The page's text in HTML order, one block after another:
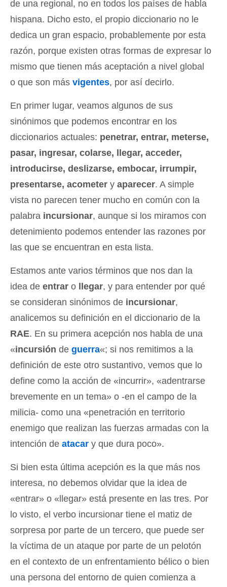
de una regional, no en todos los países de habla
hispana. Dicho esto, el propio diccionario no le
dedica un gran espacio, probablemente por esta
razón, porque existen otras formas de expresar lo
mismo que tienen más aceptación a nivel global
o que son más vigentes, por así decirlo.
En primer lugar, veamos algunos de sus
sinónimos que podemos encontrar en los
diccionarios actuales: penetrar, entrar, meterse,
pasar, ingresar, colarse, llegar, acceder,
introducirse, deslizarse, embocar, irrumpir,
presentarse, acometer y aparecer. A simple
vista no parecen tener mucho en común con la
palabra incursionar, aunque si los miramos con
detenimiento podemos entender las razones por
las que se encuentran en esta lista.
Estamos ante varios términos que nos dan la
idea de entrar o llegar, y para entender por qué
se consideran sinónimos de incursionar,
analicemos su definición en el diccionario de la
RAE. En su primera acepción nos habla de una
«incursión de guerra«; si nos remitimos a la
definición de este otro sustantivo, vemos que lo
define como la acción de «incurrir», «adentrarse
brevemente en un tema» o -en el campo de la
milicia- como una «penetración en territorio
enemigo que realizan las fuerzas armadas con la
intención de atacar y que dura poco».
Si bien esta última acepción es la que más nos
interesa, no debemos olvidar que la idea de
«entrar» o «llegar» está presente en las tres. Por
lo visto, el verbo incursionar tiene el matiz de
sorpresa por parte de un tercero, que puede ser
la víctima de un ataque por parte de un pelotón
en el contexto de un enfrentamiento bélico o bien
una persona del entorno de quien comienza a